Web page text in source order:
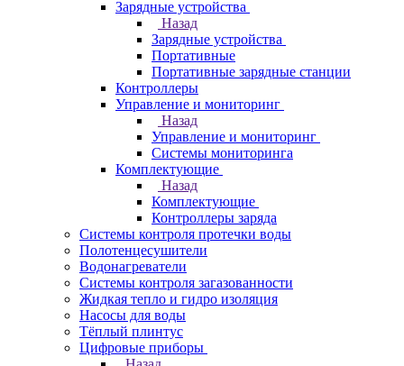
Зарядные устройства
Назад
Зарядные устройства
Портативные
Портативные зарядные станции
Контроллеры
Управление и мониторинг
Назад
Управление и мониторинг
Системы мониторинга
Комплектующие
Назад
Комплектующие
Контроллеры заряда
Системы контроля протечки воды
Полотенцесушители
Водонагреватели
Системы контроля загазованности
Жидкая тепло и гидро изоляция
Насосы для воды
Тёплый плинтус
Цифровые приборы